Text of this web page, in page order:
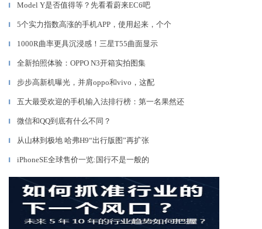
▎ Model Y是否值得等？先看看蔚来EC6吧
▎ 5个实力指数高涨的手机APP，使用起来，个个
▎ 1000R曲率更具沉浸感！三星T55曲面显示
▎ 全新拍照体验：OPPO N3开箱实拍图集
▎ 步步高新机曝光，并肩oppo和vivo，这配
▎ 五大最受欢迎的手机输入法排行榜：第一名果然还
▎ 微信和QQ到底有什么不同？
▎ 从山林到极地 哈弗H9“出行版图”再扩张
▎ iPhoneSE全球售价一览:国行不是一般的